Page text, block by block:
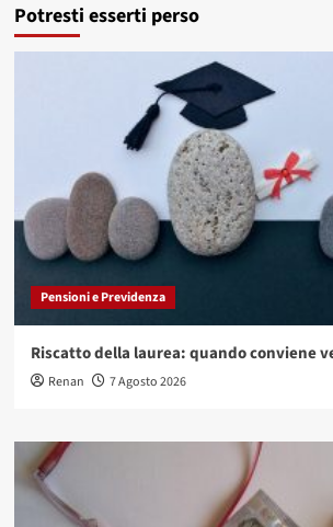
Potresti esserti perso
Pensioni e Previdenza
Riscatto della laurea: quando conviene
Renan 7 Agosto 2026